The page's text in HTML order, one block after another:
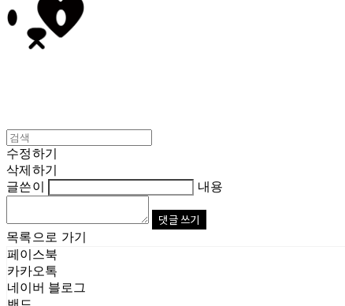
수정하기
삭제하기
글쓴이
내용
댓글 쓰기
목록으로 가기
페이스북
카카오톡
네이버 블로그